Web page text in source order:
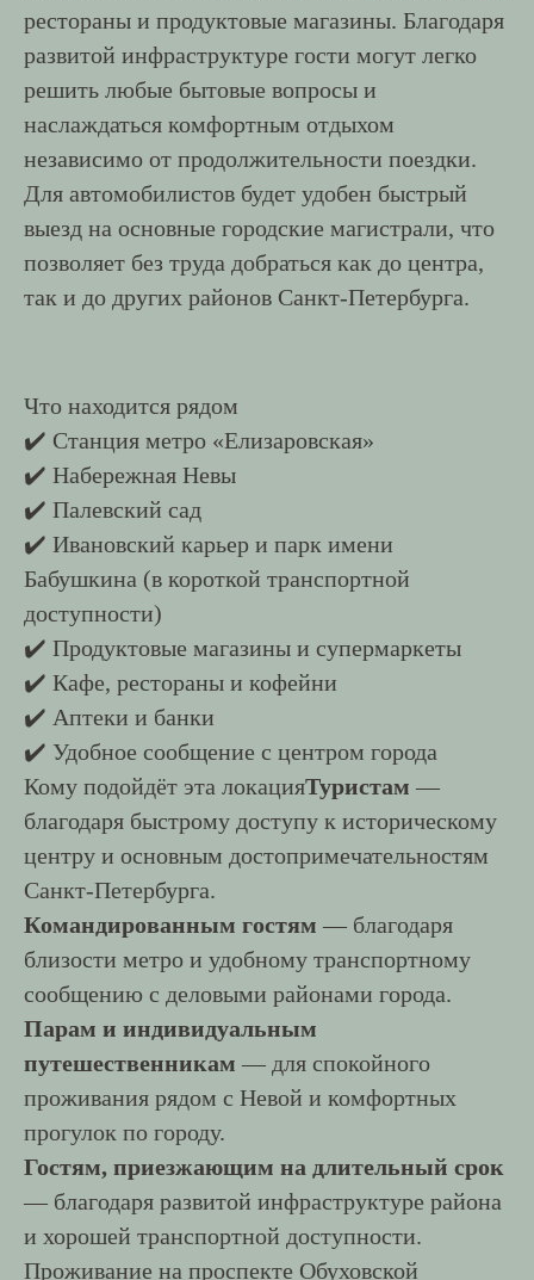
рестораны и продуктовые магазины. Благодаря
развитой инфраструктуре гости могут легко
решить любые бытовые вопросы и
наслаждаться комфортным отдыхом
независимо от продолжительности поездки.
Для автомобилистов будет удобен быстрый
выезд на основные городские магистрали, что
позволяет без труда добраться как до центра,
так и до других районов Санкт-Петербурга.
Что находится рядом
✔️ Станция метро «Елизаровская»
✔️ Набережная Невы
✔️ Палевский сад
✔️ Ивановский карьер и парк имени
Бабушкина (в короткой транспортной
доступности)
✔️ Продуктовые магазины и супермаркеты
✔️ Кафе, рестораны и кофейни
✔️ Аптеки и банки
✔️ Удобное сообщение с центром города
Кому подойдёт эта локацияТуристам —
благодаря быстрому доступу к историческому
центру и основным достопримечательностям
Санкт-Петербурга.
Командированным гостям — благодаря
близости метро и удобному транспортному
сообщению с деловыми районами города.
Парам и индивидуальным
путешественникам — для спокойного
проживания рядом с Невой и комфортных
прогулок по городу.
Гостям, приезжающим на длительный срок
— благодаря развитой инфраструктуре района
и хорошей транспортной доступности.
Проживание на проспекте Обуховской